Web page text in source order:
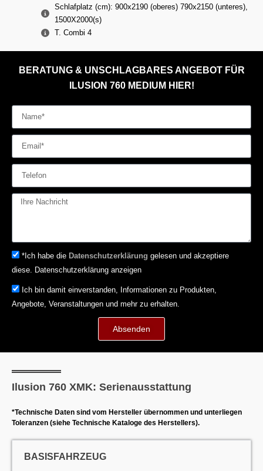
Schlafplatz (cm): 900x2190 (oberes) 790x2150 (unteres),
1500X2000(s)
T. Combi 4
BERATUNG & UNSCHLAGBARES ANGEBOT FÜR
ILUSION 760 MEDIUM HIER!
*Ich habe die Datenschutzerklärung gelesen und akzeptiere
diese. Datenschutzerklärung anzeigen
Ich bin damit einverstanden, Informationen zu Produkten,
Angebote, Veranstaltungen und mehr zu erhalten.
Absenden
Ilusion 760 XMK: Serienausstattung
*Technische Daten sind vom Hersteller übernommen und unterliegen
Toleranzen (siehe Technische Kataloge des Herstellers).
BASISFAHRZEUG